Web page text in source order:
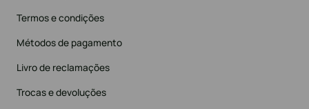
Termos e condições
Métodos de pagamento
Livro de reclamações
Trocas e devoluções